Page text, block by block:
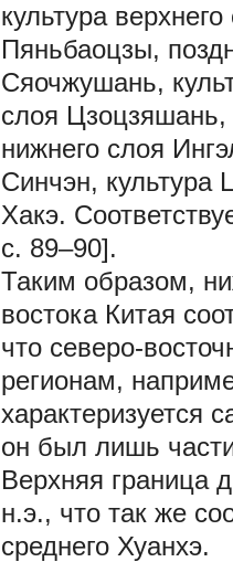
культура
Пяньбаоцзы,
Сяочжушань,
слоя Цзоцзяшань,
нижнего слоя
Синчэн, культура
Хакэ.
с. 89–90].
Таким образом,
востока Китая
что северо-
регионам,
характеризуется
он был лишь
Верхняя граница
н.э., что так же
среднего Хуанхэ.